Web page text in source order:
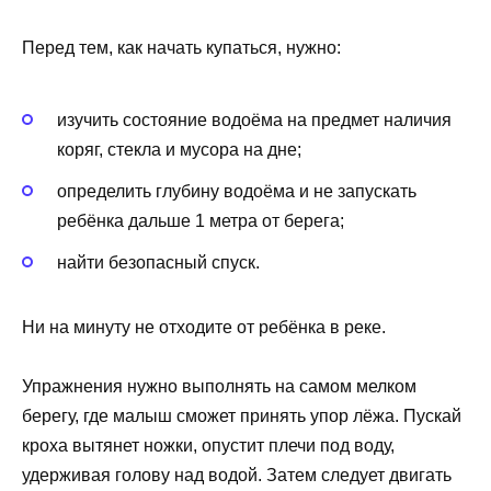
Перед тем, как начать купаться, нужно:
изучить состояние водоёма на предмет наличия
коряг, стекла и мусора на дне;
определить глубину водоёма и не запускать
ребёнка дальше 1 метра от берега;
найти безопасный спуск.
Ни на минуту не отходите от ребёнка в реке.
Упражнения нужно выполнять на самом мелком
берегу, где малыш сможет принять упор лёжа. Пускай
кроха вытянет ножки, опустит плечи под воду,
удерживая голову над водой. Затем следует двигать